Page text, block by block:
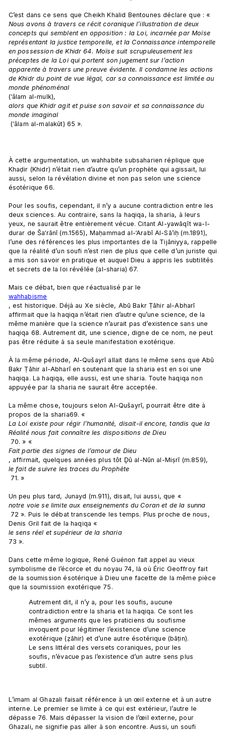
C’est dans ce sens que Cheikh Khalid Bentounes déclare que : «
Nous avons à travers ce récit coranique l’illustration de deux
concepts qui semblent en opposition : la Loi, incarnée par Moïse
représentant la justice temporelle, et la Connaissance intemporelle
en possession de Khidr 64. Moïse suit scrupuleusement les
préceptes de la Loi qui portent son jugement sur l’action
apparente à travers une preuve évidente. Il condamne les actions
de Khidr du point de vue légal, car sa connaissance est limitée au
monde phénoménal
(‘âlam al-mulk),
alors que Khidr agit et puise son savoir et sa connaissance du
monde imaginal
À cette argumentation, un wahhabite subsaharien réplique que
Khaḍir (Khidr) n’était rien d’autre qu’un prophète qui agissait, lui
aussi, selon la révélation divine et non pas selon une science
ésotérique 66.
Pour les soufis, cependant, il n’y a aucune contradiction entre les
deux sciences. Au contraire, sans la haqiqa, la sharia, à leurs
yeux, ne saurait être entièrement vécue. Citant Al-yawāqīt wa-l-
durar de Ša‘rānī (m.1565), Maḥammad al-‘Arabī Al-Sā’iḥ (m.1891),
l’une des références les plus importantes de la Tijāniyya, rappelle
que la réalité d’un soufi n’est rien de plus que celle d’un juriste qui
a mis son savoir en pratique et auquel Dieu a appris les subtilités
et secrets de la loi révélée (al-sharia) 67.
Mais ce débat, bien que réactualisé par le
wahhabisme
, est historique. Déjà au Xe siècle, Abū Bakr Ṭāhir al-Abharī
affirmait que la haqiqa n’était rien d’autre qu’une science, de la
même manière que la science n’aurait pas d’existence sans une
haqiqa 68. Autrement dit, une science, digne de ce nom, ne peut
pas être réduite à sa seule manifestation exotérique.
À la même période, Al-Qušayrī allait dans le même sens que Abū
Bakr Ṭāhir al-Abharī en soutenant que la sharia est en soi une
haqiqa. La haqiqa, elle aussi, est une sharia. Toute haqiqa non
appuyée par la sharia ne saurait être acceptée.
La même chose, toujours selon Al-Qušayrī, pourrait être dite à
propos de la sharia69. «
La Loi existe pour régir l’humanité, disait-il encore, tandis que la
Réalité nous fait connaître les dispositions de Dieu
70. » «
Fait partie des signes de l’amour de Dieu
, affirmait, quelques années plus tôt Ḏū al-Nūn al-Miṣrī (m.859),
le fait de suivre les traces du Prophète
Un peu plus tard, Junayd (m.911), disait, lui aussi, que «
notre voie se limite aux enseignements du Coran et de la sunna
Denis Gril fait de la haqiqa «
le sens réel et supérieur de la sharia
73 ».
Dans cette même logique, René Guénon fait appel au vieux
symbolisme de l’écorce et du noyau 74, là où Éric Geoffroy fait
de la soumission ésotérique à Dieu une facette de la même pièce
Autrement dit, il n’y a, pour les soufis, aucune
contradiction entre la sharia et la haqiqa. Ce sont les
mêmes arguments que les praticiens du soufisme
invoquent pour légitimer l’existence d’une science
exotérique (ẓāhir) et d’une autre ésotérique (bāṭin).
Le sens littéral des versets coraniques, pour les
soufis, n’évacue pas l’existence d’un autre sens plus
subtil.
L’imam al Ghazali faisait référence à un œil externe et à un autre
interne. Le premier se limite à ce qui est extérieur, l’autre le
dépasse 76. Mais dépasser la vision de l’œil externe, pour
Ghazali, ne signifie pas aller à son encontre. Aussi, un soufi